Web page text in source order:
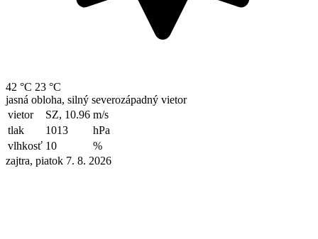
42 °C 23 °C
jasná obloha, silný severozápadný vietor
vietor
SZ, 10.96 m/s
tlak
1013
hPa
vlhkosť 10
%
zajtra, piatok 7. 8. 2026